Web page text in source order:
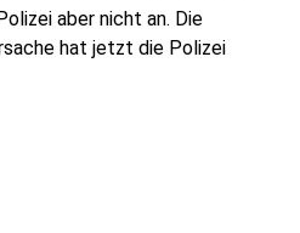
aber nicht an. Die
hat jetzt die Polizei